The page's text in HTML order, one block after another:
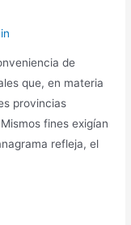
de
que, en materia
provincias
fines exigían
refleja, el